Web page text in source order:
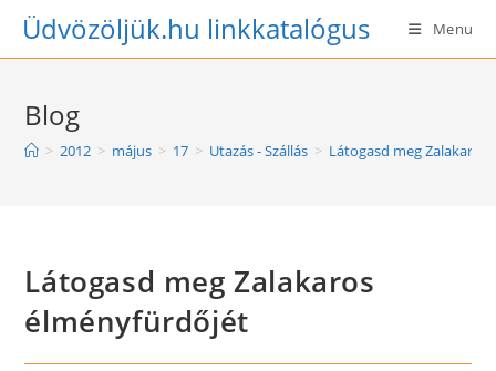
SkipÜdvözöljük.hu linkkatalógus Menu
Blog
> 2012 > május > 17 > Utazás - Szállás > Látogasd meg
Látogasd meg Zalakaros
élményfürdőjét